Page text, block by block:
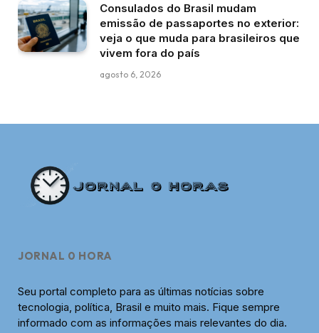
Consulados do Brasil mudam
emissão de passaportes no exterior:
veja o que muda para brasileiros que
vivem fora do país
agosto 6, 2026
JORNAL 0 HORA
Seu portal completo para as últimas notícias sobre
tecnologia, política, Brasil e muito mais. Fique sempre
informado com as informações mais relevantes do dia.